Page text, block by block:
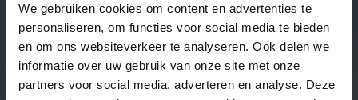
We gebruiken cookies om content en advertenties te
personaliseren, om functies voor social media te bieden
en om ons websiteverkeer te analyseren. Ook delen we
informatie over uw gebruik van onze site met onze
partners voor social media, adverteren en analyse. Deze
✔ Lees goed de bezorg info:biologisch vlees bezorgen
Omschrijving
Beoordelingen (0)
Ontdek het ultieme biologische